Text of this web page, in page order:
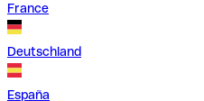
France
Deutschland
España